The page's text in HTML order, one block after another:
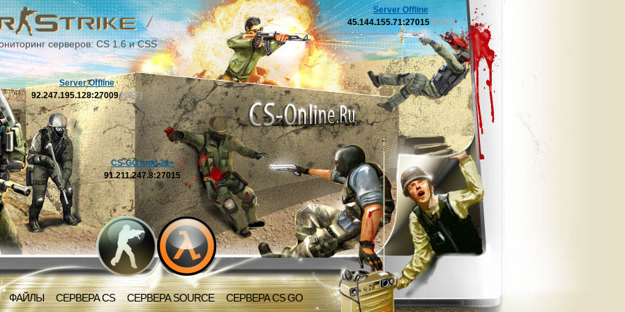
серверов: CS 1.6 и CSS
ФАЙЛЫ СЕРВЕРА CS СЕРВЕРА SOURCE СЕРВЕРА CS GO
Server Offline
92.247.195.128:27009[OFF]
CS-GO mod 21+
91.211.247.8:27015
Server Offline
45.144.155.71:27015 [OFF]